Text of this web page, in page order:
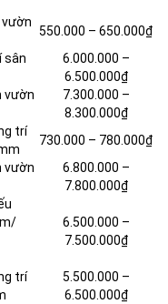
vườn
550.000 – 650.000₫
sân
6.000.000 –
6.500.000₫
vườn
7.300.000 –
8.300.000₫
trí
730.000 – 780.000₫
vườn
6.800.000 –
7.800.000₫
6.500.000 –
7.500.000₫
trí
5.500.000 –
6.500.000₫